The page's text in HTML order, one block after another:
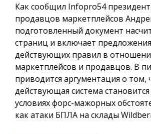
Как сообщил Infopro54
продавцов маркетплейсов
подготовленный документ
страниц и включает
действующих правил в
маркетплейсов и продавцов. В
приводится аргументация о том,
действующая система
условиях форс-мажорных
как атаки БПЛА на склады